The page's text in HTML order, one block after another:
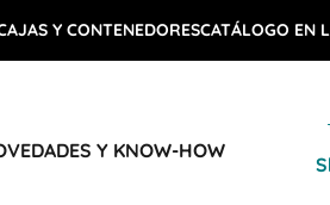
Y CONTENEDORESCATÁLOGO EN
Y KNOW-HOW